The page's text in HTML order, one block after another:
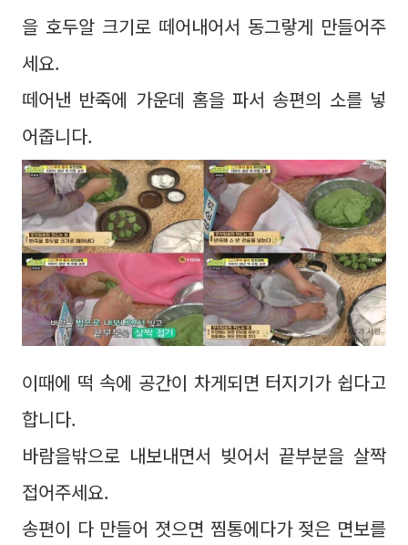
을 호두알 크기로 떼어내어서 동그랗게 만들어주
세요.
떼어낸 반죽에 가운데 홈을 파서 송편의 소를 넣
어줍니다.
이때에 떡 속에 공간이 차게되면 터지기가 쉽다고
합니다.
바람을밖으로 내보내면서 빚어서 끝부분을 살짝
접어주세요.
송편이 다 만들어 졋으면 찜통에다가 젖은 면보를